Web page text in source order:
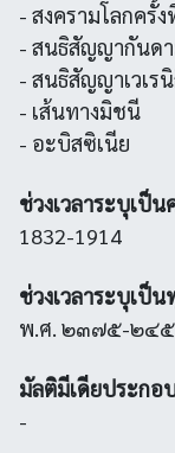
- สงครามโลกครั้
- สนธิสัญญากันด
- สนธิสัญญาเวเร
- เส้นทางมิชนี
- อะบิสซิเนีย
ช่วงเวลาระบุเป็
1832-1914
ช่วงเวลาระบุเป็
พ.ศ. ๒๓๗๕-๒๔
มัลติมีเดียประกอ
-